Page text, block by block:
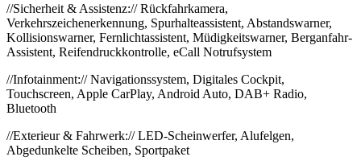
//Sicherheit & Assistenz:// Rückfahrkamera,
Verkehrszeichenerkennung, Spurhalteassistent, Abstandswarner,
Kollisionswarner, Fernlichtassistent, Müdigkeitswarner, Berganfahr-
Assistent, Reifendruckkontrolle, eCall Notrufsystem
//Infotainment:// Navigationssystem, Digitales Cockpit,
Touchscreen, Apple CarPlay, Android Auto, DAB+ Radio,
Bluetooth
//Exterieur & Fahrwerk:// LED-Scheinwerfer, Alufelgen,
Abgedunkelte Scheiben, Sportpaket